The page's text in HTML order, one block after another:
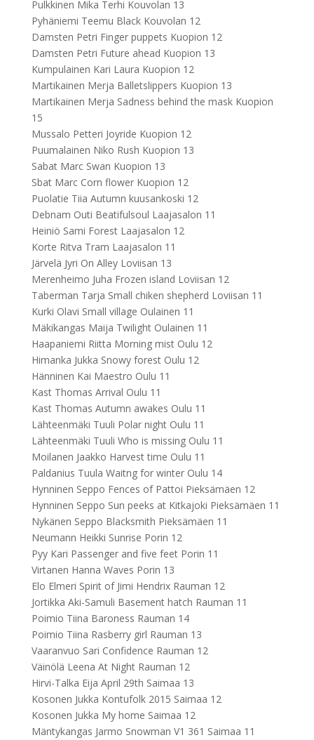
Pulkkinen Mika Terhi Kouvolan 13
Pyhäniemi Teemu Black Kouvolan 12
Damsten Petri Finger puppets Kuopion 12
Damsten Petri Future ahead Kuopion 13
Kumpulainen Kari Laura Kuopion 12
Martikainen Merja Balletslippers Kuopion 13
Martikainen Merja Sadness behind the mask Kuopion
15
Mussalo Petteri Joyride Kuopion 12
Puumalainen Niko Rush Kuopion 13
Sabat Marc Swan Kuopion 13
Sbat Marc Corn flower Kuopion 12
Puolatie Tiia Autumn kuusankoski 12
Debnam Outi Beatifulsoul Laajasalon 11
Heiniö Sami Forest Laajasalon 12
Korte Ritva Tram Laajasalon 11
Järvelä Jyri On Alley Loviisan 13
Merenheimo Juha Frozen island Loviisan 12
Taberman Tarja Small chiken shepherd Loviisan 11
Kurki Olavi Small village Oulainen 11
Mäkikangas Maija Twilight Oulainen 11
Haapaniemi Riitta Morning mist Oulu 12
Himanka Jukka Snowy forest Oulu 12
Hänninen Kai Maestro Oulu 11
Kast Thomas Arrival Oulu 11
Kast Thomas Autumn awakes Oulu 11
Lähteenmäki Tuuli Polar night Oulu 11
Lähteenmäki Tuuli Who is missing Oulu 11
Moilanen Jaakko Harvest time Oulu 11
Paldanius Tuula Waitng for winter Oulu 14
Hynninen Seppo Fences of Pattoi Pieksämäen 12
Hynninen Seppo Sun peeks at Kitkajoki Pieksämäen 11
Nykänen Seppo Blacksmith Pieksämäen 11
Neumann Heikki Sunrise Porin 12
Pyy Kari Passenger and five feet Porin 11
Virtanen Hanna Waves Porin 13
Elo Elmeri Spirit of Jimi Hendrix Rauman 12
Jortikka Aki-Samuli Basement hatch Rauman 11
Poimio Tiina Baroness Rauman 14
Poimio Tiina Rasberry girl Rauman 13
Vaaranvuo Sari Confidence Rauman 12
Väinölä Leena At Night Rauman 12
Hirvi-Talka Eija April 29th Saimaa 13
Kosonen Jukka Kontufolk 2015 Saimaa 12
Kosonen Jukka My home Saimaa 12
Mäntykangas Jarmo Snowman V1 361 Saimaa 11